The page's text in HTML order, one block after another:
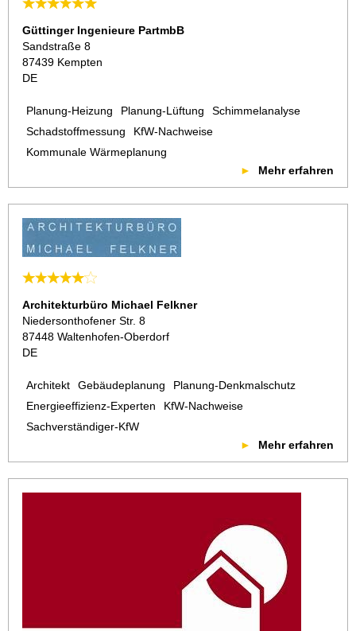
Güttinger Ingenieure PartmbB
Sandstraße 8
87439 Kempten
DE
Planung-Heizung Planung-Lüftung
Schimmelanalyse
Schadstoffmessung
KfW-Nachweise
Kommunale Wärmeplanung
Mehr erfahren
Architekturbüro Michael Felkner
Niedersonthofener Str. 8
87448 Waltenhofen-Oberdorf
DE
Architekt Gebäudeplanung
Planung-Denkmalschutz
Energieeffizienz-Experten
KfW-Nachweise
Sachverständiger-KfW
Mehr erfahren